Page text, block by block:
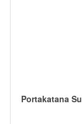
Portakatana